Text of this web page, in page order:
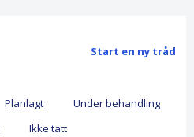
Start en ny tråd
Planlagt
Under behandling
Ikke tatt